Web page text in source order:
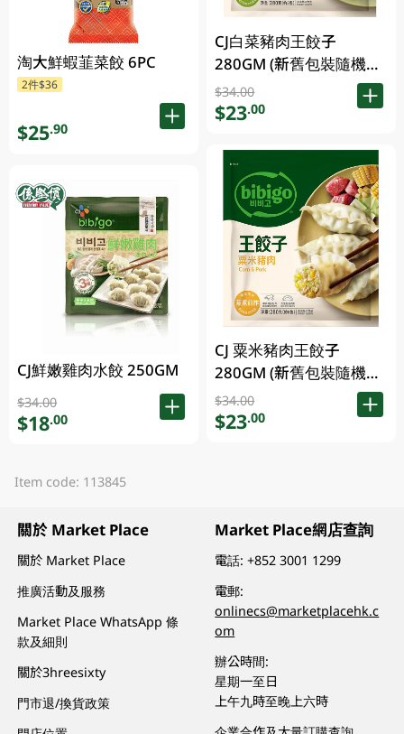
淘大鮮蝦韮菜餃 6PC
2件$36
$25.90
CJ鮮嫩雞肉水餃 250GM
$34.00
$18.00
CJ白菜豬肉王餃子
280GM (新舊包裝隨機發
貨)
$34.00
$23.00
CJ 粟米豬肉王餃子
280GM (新舊包裝隨機發
貨)
$34.00
$23.00
Item code: 113845
關於 Market Place
關於 Market Place
推廣活動及服務
Market Place WhatsApp 條
款及細則
關於3hreesixty
門市退/換貨政策
Market Place網店查詢
電話:+852 3001 1299
電郵:
onlinecs@marketplacehk.c
om
辦公時間:
星期一至日
上午九時至晚上六時